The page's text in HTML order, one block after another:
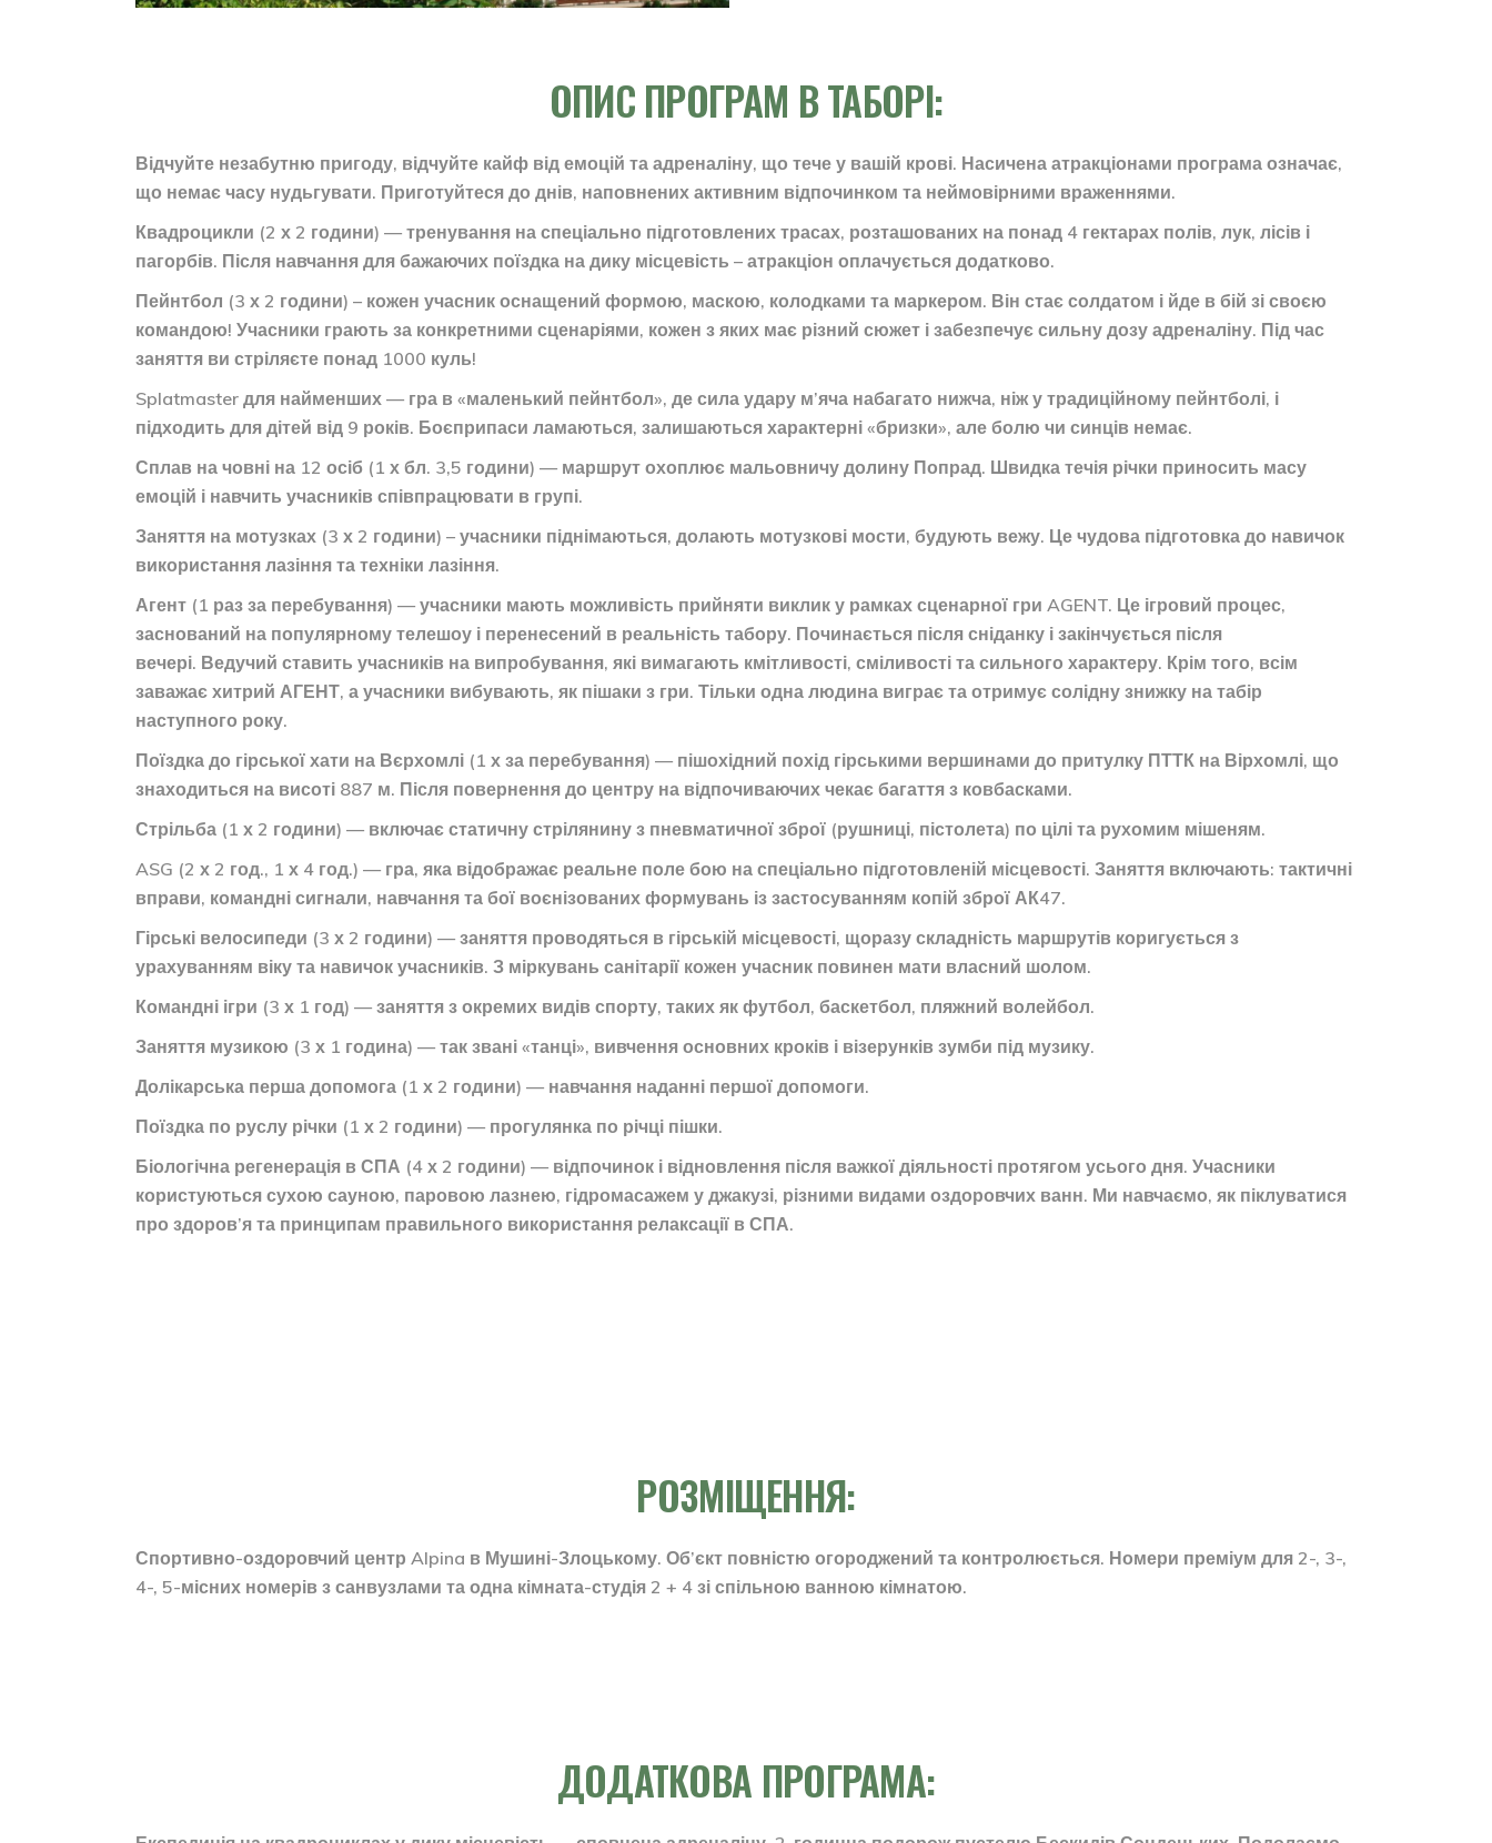
ОПИС ПРОГРАМ В ТАБОРІ:
Відчуйте незабутню пригоду, відчуйте кайф від емоцій та адреналіну, що тече у вашій крові. Насичена атракціонами програма означає,
що немає часу нудьгувати. Приготуйтеся до днів, наповнених активним відпочинком та неймовірними враженнями.
Квадроцикли (2 х 2 години) — тренування на спеціально підготовлених трасах, розташованих на понад 4 гектарах полів, лук, лісів і
пагорбів. Після навчання для бажаючих поїздка на дику місцевість – атракціон оплачується додатково.
Пейнтбол (3 х 2 години) – кожен учасник оснащений формою, маскою, колодками та маркером. Він стає солдатом і йде в бій зі своєю
командою! Учасники грають за конкретними сценаріями, кожен з яких має різний сюжет і забезпечує сильну дозу адреналіну. Під час
заняття ви стріляєте понад 1000 куль!
Splatmaster для найменших — гра в «маленький пейнтбол», де сила удару м’яча набагато нижча, ніж у традиційному пейнтболі, і
підходить для дітей від 9 років. Боєприпаси ламаються, залишаються характерні «бризки», але болю чи синців немає.
Сплав на човні на 12 осіб (1 х бл. 3,5 години) — маршрут охоплює мальовничу долину Попрад. Швидка течія річки приносить масу
емоцій і навчить учасників співпрацювати в групі.
Заняття на мотузках (3 х 2 години) – учасники піднімаються, долають мотузкові мости, будують вежу. Це чудова підготовка до навичок
використання лазіння та техніки лазіння.
Агент (1 раз за перебування) — учасники мають можливість прийняти виклик у рамках сценарної гри AGENT. Це ігровий процес,
заснований на популярному телешоу і перенесений в реальність табору. Починається після сніданку і закінчується після
вечері. Ведучий ставить учасників на випробування, які вимагають кмітливості, сміливості та сильного характеру. Крім того, всім
заважає хитрий АГЕНТ, а учасники вибувають, як пішаки з гри. Тільки одна людина виграє та отримує солідну знижку на табір
наступного року.
Поїздка до гірської хати на Вєрхомлі (1 х за перебування) — пішохідний похід гірськими вершинами до притулку ПТТК на Вірхомлі, що
знаходиться на висоті 887 м. Після повернення до центру на відпочиваючих чекає багаття з ковбасками.
Стрільба (1 х 2 години) — включає статичну стрілянину з пневматичної зброї (рушниці, пістолета) по цілі та рухомим мішеням.
ASG (2 х 2 год., 1 х 4 год.) — гра, яка відображає реальне поле бою на спеціально підготовленій місцевості. Заняття включають: тактичні
вправи, командні сигнали, навчання та бої воєнізованих формувань із застосуванням копій зброї АК47.
Гірські велосипеди (3 х 2 години) — заняття проводяться в гірській місцевості, щоразу складність маршрутів коригується з
урахуванням віку та навичок учасників. З міркувань санітарії кожен учасник повинен мати власний шолом.
Командні ігри (3 х 1 год) — заняття з окремих видів спорту, таких як футбол, баскетбол, пляжний волейбол.
Заняття музикою (3 х 1 година) — так звані «танці», вивчення основних кроків і візерунків зумби під музику.
Долікарська перша допомога (1 х 2 години) — навчання наданні першої допомоги.
Поїздка по руслу річки (1 х 2 години) — прогулянка по річці пішки.
Біологічна регенерація в СПА (4 х 2 години) — відпочинок і відновлення після важкої діяльності протягом усього дня. Учасники
користуються сухою сауною, паровою лазнею, гідромасажем у джакузі, різними видами оздоровчих ванн. Ми навчаємо, як піклуватися
про здоров’я та принципам правильного використання релаксації в СПА.
РОЗМІЩЕННЯ:
Спортивно-оздоровчий центр Alpina в Мушині-Злоцькому. Об’єкт повністю огороджений та контролюється. Номери преміум для 2-, 3-,
4-, 5-місних номерів з санвузлами та одна кімната-студія 2 + 4 зі спільною ванною кімнатою.
ДОДАТКОВА ПРОГРАМА: